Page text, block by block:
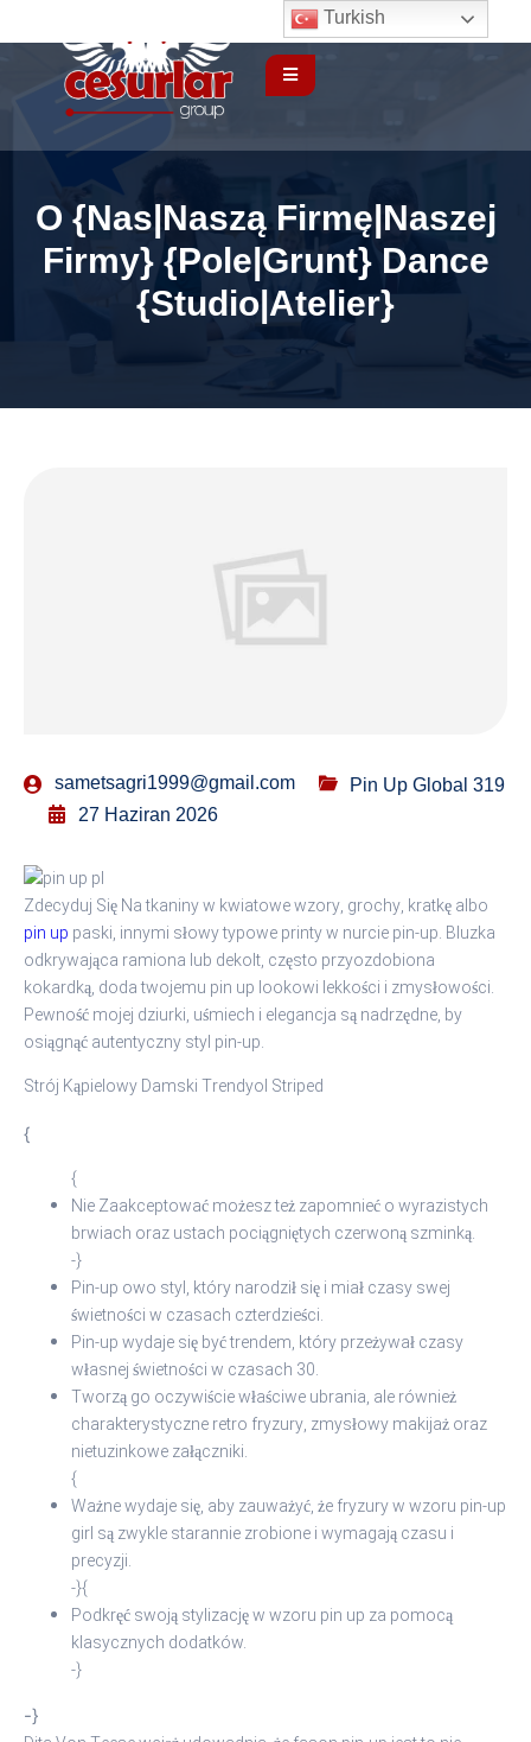
O {Nas|Naszą Firmę|Naszej
Firmy} {Pole|Grunt} Dance
{Studio|Atelier}
sametsagri1999@gmail.com
Pin Up Global 319
27 Haziran 2026
Zdecyduj Się Na tkaniny w kwiatowe wzory, grochy, kratkę albo
pin up paski, innymi słowy typowe printy w nurcie pin-up. Bluzka
odkrywająca ramiona lub dekolt, często przyozdobiona
kokardką, doda twojemu pin up lookowi lekkości i zmysłowości.
Pewność mojej dziurki, uśmiech i elegancja są nadrzędne, by
osiągnąć autentyczny styl pin-up.
Strój Kąpielowy Damski Trendyol Striped
{
{
Nie Zaakceptować możesz też zapomnieć o wyrazistych
brwiach oraz ustach pociągniętych czerwoną szminką.
-}
Pin-up owo styl, który narodził się i miał czasy swej
świetności w czasach czterdzieści.
Pin-up wydaje się być trendem, który przeżywał czasy
własnej świetności w czasach 30.
Tworzą go oczywiście właściwe ubrania, ale również
charakterystyczne retro fryzury, zmysłowy makijaż oraz
nietuzinkowe załączniki.
{
Ważne wydaje się, aby zauważyć, że fryzury w wzoru pin-up
girl są zwykle starannie zrobione i wymagają czasu i
precyzji.
-}{
Podkręć swoją stylizację w wzoru pin up za pomocą
klasycznych dodatków.
-}
-}
Turkish